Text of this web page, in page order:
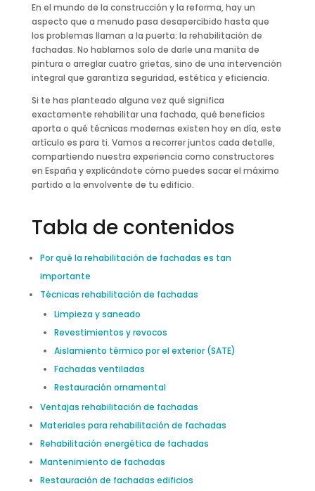
En el mundo de la construcción y la reforma, hay un
aspecto que a menudo pasa desapercibido hasta que
los problemas llaman a la puerta: la rehabilitación de
fachadas. No hablamos solo de darle una manita de
pintura o arreglar cuatro grietas, sino de una intervención
integral que garantiza seguridad, estética y eficiencia.
Si te has planteado alguna vez qué significa
exactamente rehabilitar una fachada, qué beneficios
aporta o qué técnicas modernas existen hoy en día, este
artículo es para ti. Vamos a recorrer juntos cada detalle,
compartiendo nuestra experiencia como constructores
en España y explicándote cómo puedes sacar el máximo
partido a la envolvente de tu edificio.
Tabla de contenidos
Por qué la rehabilitación de fachadas es tan
importante
Técnicas rehabilitación de fachadas
Limpieza y saneado
Revestimientos y revocos
Aislamiento térmico por el exterior (SATE)
Fachadas ventiladas
Restauración ornamental
Ventajas rehabilitación de fachadas
Materiales para rehabilitación de fachadas
Rehabilitación energética de fachadas
Mantenimiento de fachadas
Restauración de fachadas edificios